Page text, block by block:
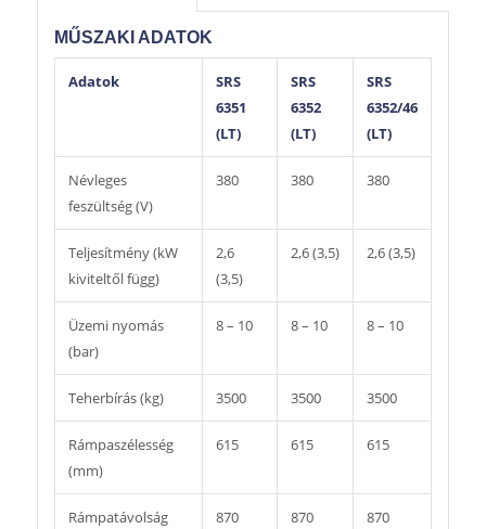
MŰSZAKI ADATOK
Adatok
SRS
6351
(LT)
SRS
6352
(LT)
SRS
6352/46
(LT)
Névleges
feszültség (V)
380 380 380
Teljesítmény (kW
kiviteltől függ)
2,6
(3,5)
2,6 (3,5) 2,6 (3,5)
Üzemi nyomás
(bar)
8 – 10 8 – 10 8 – 10
Teherbírás (kg) 3500 3500 3500
Rámpaszélesség
(mm)
615 615 615
Rámpatávolság
870 870 870